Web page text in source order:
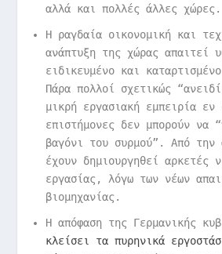
αλλά και πολλές άλλες χώρες.
Η ραγδαία οικονομική και
ανάπτυξη της χώρας απαιτεί
ειδικευμένο και
Πάρα πολλοί σχετικώς
μικρή εργασιακή εμπειρία εν
επιστήμονες δεν μπορούν να
βαγόνι του συρμού”. Από την
έχουν δημιουργηθεί αρκετές
εργασίας, λόγω των νέων
βιομηχανίας.
Η απόφαση της Γερμανικής
κλείσει τα πυρηνικά